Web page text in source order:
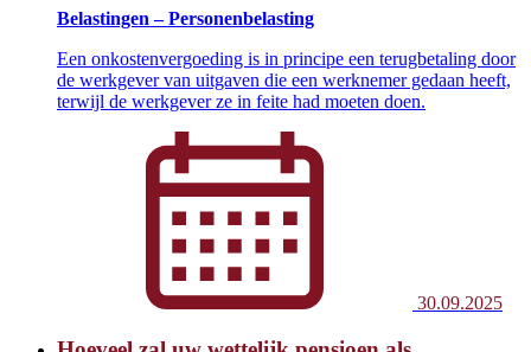
Belastingen – Personenbelasting
Een onkostenvergoeding is in principe een terugbetaling door
de werkgever van uitgaven die een werknemer gedaan heeft,
terwijl de werkgever ze in feite had moeten doen.
30.09.2025